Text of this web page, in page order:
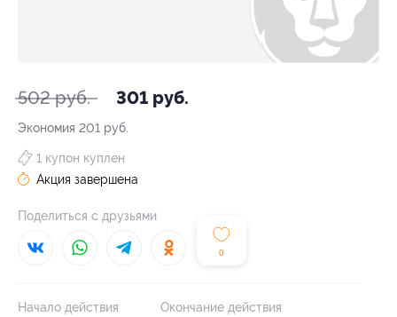
502 руб. 301 руб.
Экономия 201 руб.
0
1 купон куплен
Акция завершена
Поделиться с друзьями
Начало действия Окончание действия